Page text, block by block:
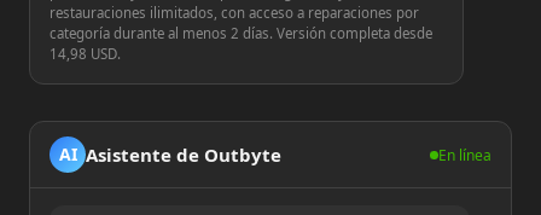
restauraciones ilimitados, con acceso a reparaciones por
categoría durante al menos 2 días. Versión completa desde
14,98 USD.
AI Asistente de Outbyte En línea